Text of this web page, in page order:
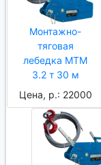
Монтажно-
тяговая
лебедка МТМ
3.2 т 30 м
Цена, р.: 22000